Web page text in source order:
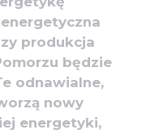
produkcja
będzie
odnawialne,
nowy
energetyki,